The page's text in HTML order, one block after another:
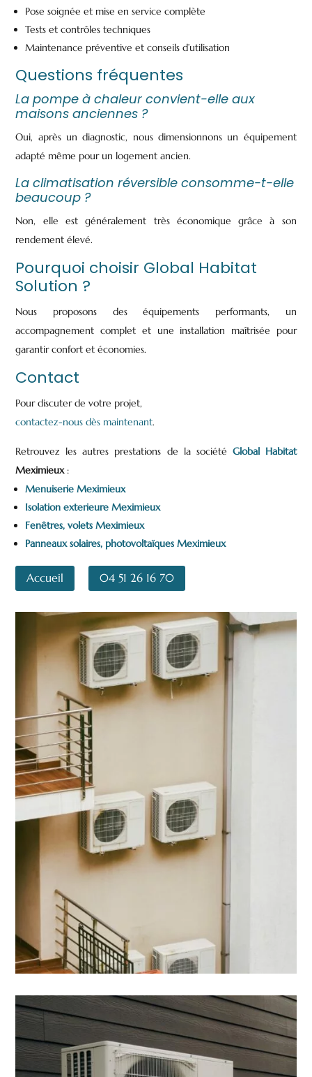
Pose soignée et mise en service complète
Tests et contrôles techniques
Maintenance préventive et conseils d’utilisation
Questions fréquentes
La pompe à chaleur convient-elle aux
maisons anciennes ?
Oui, après un diagnostic, nous dimensionnons un équipement
adapté même pour un logement ancien.
La climatisation réversible consomme-t-elle
beaucoup ?
Non, elle est généralement très économique grâce à son
rendement élevé.
Pourquoi choisir Global Habitat
Solution ?
Nous proposons des équipements performants, un
accompagnement complet et une installation maîtrisée pour
garantir confort et économies.
Contact
Pour discuter de votre projet,
contactez-nous dès maintenant.
Retrouvez les autres prestations de la société Global Habitat
Meximieux:
Menuiserie Meximieux
Isolation exterieure Meximieux
Fenêtres, volets Meximieux
Panneaux solaires, photovoltaïques Meximieux
Accueil 04 51 26 16 70